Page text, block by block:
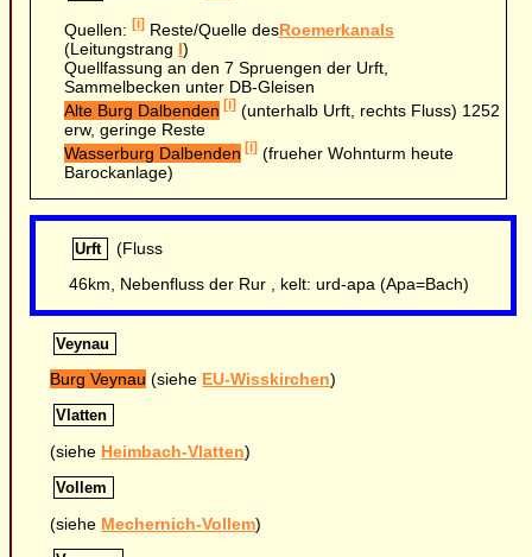
Quellen:[i] Reste/Quelle desRoemerkanals
(Leitungstrang I)
Quellfassung an den 7 Spruengen der Urft,
Sammelbecken unter DB-Gleisen
Alte Burg Dalbenden [i] (unterhalb Urft, rechts Fluss) 1252
erw, geringe Reste
Wasserburg Dalbenden [i] (frueher Wohnturm heute
Barockanlage)
Urft (Fluss
46km, Nebenfluss der Rur , kelt: urd-apa (Apa=Bach)
Veynau
Burg Veynau (siehe EU-Wisskirchen)
Vlatten
(siehe Heimbach-Vlatten)
Vollem
(siehe Mechernich-Vollem)